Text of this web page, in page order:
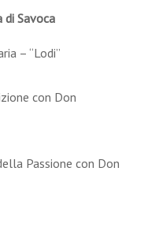
di Savoca
– “Lodi”
con Don
Passione con Don